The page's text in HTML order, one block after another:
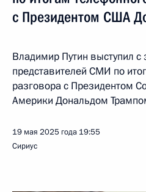
с Президентом США
Владимир Путин выступил
представителей СМИ по
разговора с Президентом
Америки Дональдом
19 мая 2025 года 19:55
Сириус